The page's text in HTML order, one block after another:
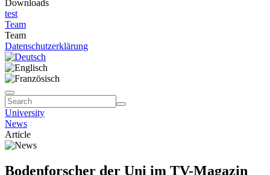
Downloads
test
Team
Team
Datenschutzerklärung
University
News
Article
Bodenforscher der Uni im TV-Magazin